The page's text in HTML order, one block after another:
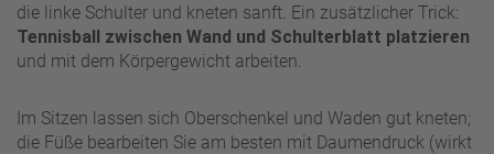
die linke Schulter und kneten sanft. Ein zusätzlicher Trick:
Tennisball zwischen Wand und Schulterblatt platzieren
und mit dem Körpergewicht arbeiten.
Im Sitzen lassen sich Oberschenkel und Waden gut kneten;
die Füße bearbeiten Sie am besten mit Daumendruck (wirkt